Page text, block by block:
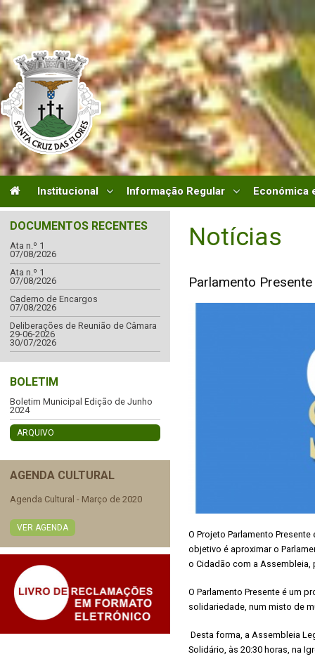
Institucional Informação Regular Económica
DOCUMENTOS RECENTES
Ata n.º 1
07/08/2026
Ata n.º 1
07/08/2026
Caderno de Encargos
07/08/2026
Deliberações de Reunião de Câmara
29-06-2026
30/07/2026
BOLETIM
Boletim Municipal Edição de Junho
2024
ARQUIVO
AGENDA CULTURAL
Agenda Cultural - Março de 2020
VER AGENDA
Notícias
Parlamento
O Projeto Parlamento
objetivo é aproximar o
o Cidadão com a Assembleia,
O Parlamento Presente é um
solidariedade, num misto de
Desta forma, a Assembleia
Solidário, às 20:30 horas, na